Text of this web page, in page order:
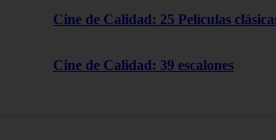
Cine de Calidad: 25 Películas
Cine de Calidad: 39 escalones